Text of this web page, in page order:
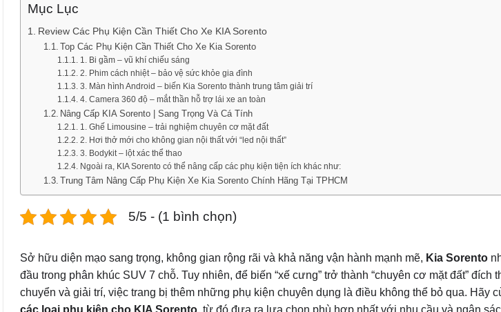
Mục Lục
Review Các Phụ Kiện Cần Thiết Cho Xe KIA Sorento
Top Các Phụ Kiện Cần Thiết Cho Xe Kia Sorento
1. Bi gầm – vũ khí chiếu sáng
2. Phim cách nhiệt – bảo vệ sức khỏe gia đình
3. Màn hình Android – biến Kia Sorento thành trung tâm giải trí
4. Camera 360 độ – mắt thần hỗ trợ lái xe an toàn
Nâng Cấp KIA Sorento | Sang Trọng Và Cá Tính
1. Ghế Limousine – trải nghiệm chuyên cơ mặt đất
2. Hơi thở mới cho không gian nội thất với “led nội thất”
3. Bodykit – lột xác thể thao
Ngoài ra, KIA Sorento có thể nâng cấp các phụ kiện tiện ích khác như:
Trung Tâm Nâng Cấp Phụ Kiện Xe Kia Sorento Chính Hãng Tại TPHCM
5/5 - (1 bình chọn)
Sở hữu diện mạo sang trọng, không gian rộng rãi và khả năng vận hành mạnh mẽ, Kia Sorento
đầu trong phân khúc SUV 7 chỗ. Tuy nhiên, để biến “xế cưng” trở thành “chuyên cơ mặt đất” đích
chuyển và giải trí, việc trang bị thêm những phụ kiện chuyên dụng là điều không thể bỏ qua. Hãy
các loại phụ kiện cho KIA Sorento, từ đó đưa ra lựa chọn phù hợp nhất với nhu cầu và ngân